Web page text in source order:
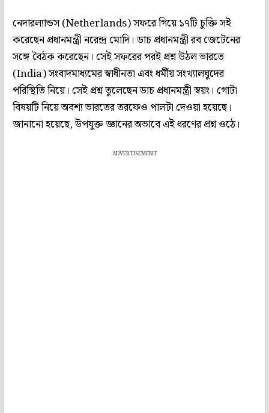
নেদারল্যান্ডস (Netherlands) সফরে গিয়ে ১৭টি চুক্তি সই
করেছেন প্রধানমন্ত্রী নরেন্দ্র মোদি। ডাচ প্রধানমন্ত্রী রব জেটেনের
সঙ্গে বৈঠক করেছেন। সেই সফরের পরই প্রশ্ন উঠল ভারতে
(India) সংবাদমাধ্যমের স্বাধীনতা এবং ধর্মীয় সংখ্যালঘুদের
পরিস্থিতি নিয়ে। সেই প্রশ্ন তুলেছেন ডাচ প্রধানমন্ত্রী স্বয়ং। গোটা
বিষয়টি নিয়ে অবশ্য ভারতের তরফেও পালটা দেওয়া হয়েছে।
জানানো হয়েছে, উপযুক্ত জ্ঞানের অভাবে এই ধরণের প্রশ্ন ওঠে।
ADVERTISEMENT